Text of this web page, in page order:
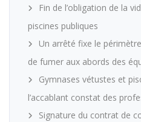
Fin de l’obligation de la
piscines publiques
Un arrêté fixe le
de fumer aux abords des
Gymnases vétustes et
l’accablant constat des
Signature du contrat de